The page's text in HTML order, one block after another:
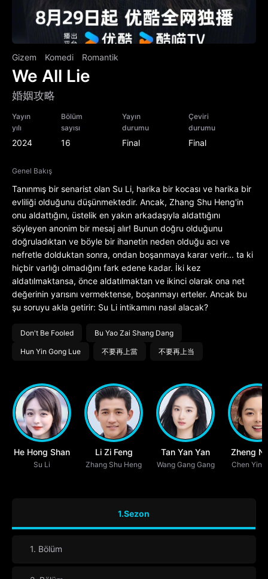
Gizem Komedi Romantik
We All Lie
婚姻攻略
Yayın
yılı
2024
Bölüm
sayısı
16
Yayın
durumu
Final
Çeviri
durumu
Final
Genel Bakış
Tanınmış bir senarist olan Su Li, harika bir kocası ve harika bir
evliliği olduğunu düşünmektedir. Ancak, Zhang Shu Heng'in
onu aldattığını, üstelik en yakın arkadaşıyla aldattığını
söyleyen anonim bir mesaj alır! Bunun doğru olduğunu
doğruladıktan ve böyle bir ihanetin neden olduğu acı ve
nefretle dolduktan sonra, ondan boşanmaya karar verir... ta ki
hiçbir varlığı olmadığını fark edene kadar. İki kez
aldatılmaktansa, önce aldatılmaktan ve ikinci olarak ona net
değerinin yarısını vermektense, boşanmayı erteler. Ancak bu
şu soruyu akla getirir: Su Li intikamını nasıl alacak?
Don't Be Fooled Bu Yao Zai Shang Dang
Hun Yin Gong Lue 不要再上當 不要再上当
He Hong Shan
Su Li
Li Zi Feng
Zhang Shu Heng
Tan Yan Yan
Wang Gang Gang
Zheng
Chen Ying
1.Sezon
1. Bölüm